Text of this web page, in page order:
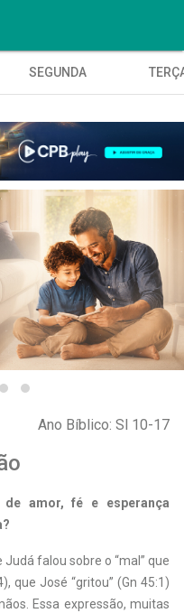
SEGUNDA
Ano Bíblico: Sl 10-17
amor, fé e esperança
falou sobre o “mal” que
que José “gritou” (Gn 45:1)
Essa expressão, muitas